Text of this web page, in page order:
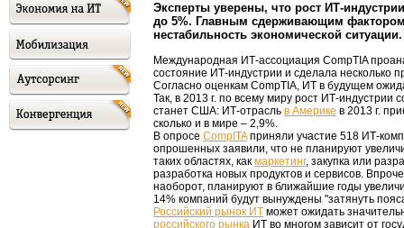
Эксперты уверены, что рост ИТ-
до 5%. Главным сдерживающим фактором
нестабильность экономической ситуации.
Международная ИТ-ассоциация CompTIA
состояние ИТ-индустрии и сделала несколько
Согласно оценкам CompTIA, ИТ в будущем
Так, в 2013 г. по всему миру рост ИТ-индустрии
станет США: ИТ-отрасль в Америке в 2013 г.
сколько и в мире – 2,9%.
В опросе CompITAприняли участие 518 ИТ-
опрошенных заявили, что не планируют
таких областях, как маркетинг, закупка или
разработка новых продуктов и сервисов.
наоборот, планируют в ближайшие годы
14% компаний будут вынуждены "затянуть
Российский рынок ИТ может ожидать
российского рынка ИТ во многом зависит от